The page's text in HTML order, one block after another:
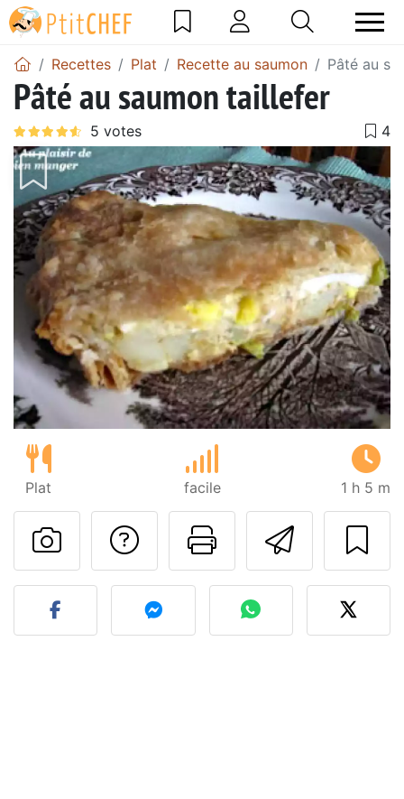
Recettes Plat Recette au saumon Pâté au
Pâté au saumon taillefer
Plat facile 1 h 5 m
Imprimer
Poser une
Publier votre photo de